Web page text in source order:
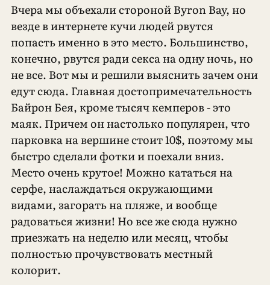
Вчера мы объехали стороной Byron Bay, но
везде в интернете кучи людей рвутся
попасть именно в это место. Большинство,
конечно, рвутся ради секса на одну ночь, но
не все. Вот мы и решили выяснить зачем они
едут сюда. Главная достопримечательность
Байрон Бея, кроме тысяч кемперов - это
маяк. Причем он настолько популярен, что
парковка на вершине стоит 10$, поэтому мы
быстро сделали фотки и поехали вниз.
Место очень крутое! Можно кататься на
серфе, наслаждаться окружающими
видами, загорать на пляже, и вообще
радоваться жизни! Но все же сюда нужно
приезжать на неделю или месяц, чтобы
полностью прочувствовать местный
колорит.